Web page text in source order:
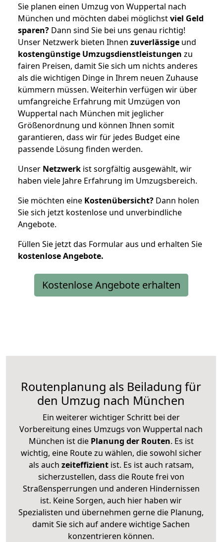
Sie planen einen Umzug von Wuppertal nach
München und möchten dabei möglichstviel Geld
sparen? Dann sind Sie bei uns genau richtig!
Unser Netzwerk bieten Ihnen zuverlässige und
kostengünstige Umzugsdienstleistungen zu
fairen Preisen, damit Sie sich um nichts anderes
als die wichtigen Dinge in Ihrem neuen Zuhause
kümmern müssen. Weiterhin verfügen wir über
umfangreiche Erfahrung mit Umzügen von
Wuppertal nach München mit jeglicher
Größenordnung und können Ihnen somit
garantieren, dass wir für jedes Budget eine
passende Lösung finden werden.
Unser Netzwerk ist sorgfältig ausgewählt, wir
haben viele Jahre Erfahrung im Umzugsbereich.
Sie möchten eine Kostenübersicht? Dann holen
Sie sich jetzt kostenlose und unverbindliche
Angebote.
Füllen Sie jetzt das Formular aus und erhalten Sie
kostenloseAngebote.
Kostenlose Angebote erhalten
Routenplanung als Beiladung für
den Umzug nach München
Ein weiterer wichtiger Schritt bei der
Vorbereitung eines Umzugs von Wuppertal nach
München ist diePlanung der Routen. Es ist
wichtig, eine Route zu wählen, die sowohl sicher
als auch zeiteffizientist. Es ist auch ratsam,
sicherzustellen, dass die Route frei von
Straßensperrungen und anderen Hindernissen
ist. Keine Sorgen, auch hier haben wir
Spezialisten und übernehmen gerne die Planung,
damit Sie sich auf andere wichtige Sachen
konzentrieren können.